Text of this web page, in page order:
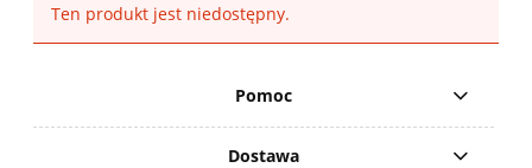
Ten produkt jest niedostępny.
Pomoc
Dostawa